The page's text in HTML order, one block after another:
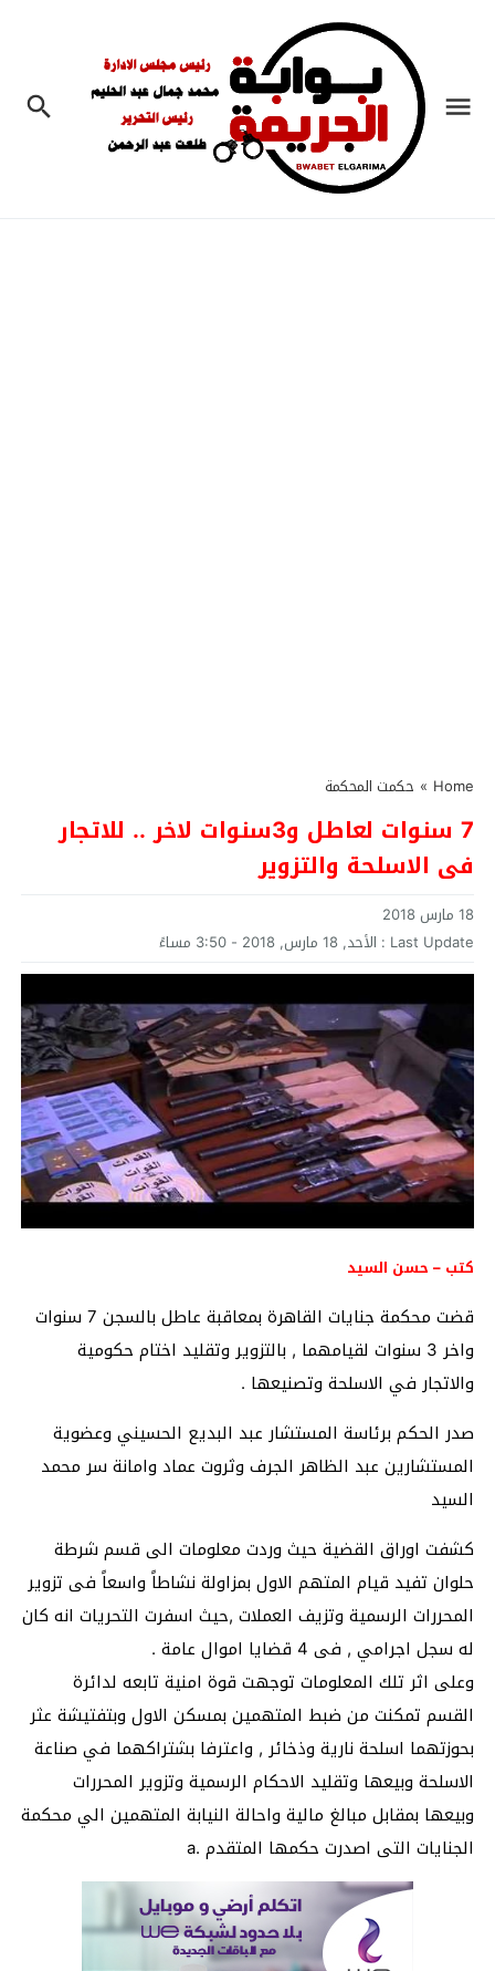
Home
» حكمت المحكمة
7 سنوات لعاطل و3سنوات لاخر .. للاتجار
فى الاسلحة والتزوير
18 مارس 2018
Last Update : الأحد, 18 مارس, 2018 - 3:50 مساءً
كتب – حسن السيد
قضت محكمة جنايات القاهرة بمعاقبة عاطل بالسجن 7 سنوات
واخر 3 سنوات لقيامهما , بالتزوير وتقليد اختام حكومية
والاتجار في الاسلحة وتصنيعها .
صدر الحكم برئاسة المستشار عبد البديع الحسيني وعضوية
المستشارين عبد الظاهر الجرف وثروت عماد وامانة سر محمد
السيد
كشفت اوراق القضية حيث وردت معلومات الى قسم شرطة
حلوان تفيد قيام المتهم الاول بمزاولة نشاطاً واسعاً فى تزوير
المحررات الرسمية وتزيف العملات ,حيث اسفرت التحريات انه كان
له سجل اجرامي , فى 4 قضايا اموال عامة .
وعلى اثر تلك المعلومات توجهت قوة امنية تابعه لدائرة
القسم تمكنت من ضبط المتهمين بمسكن الاول وبتفتيشة عثر
بحوزتهما اسلحة نارية وذخائر , واعترفا بشتراكهما في صناعة
الاسلحة وبيعها وتقليد الاحكام الرسمية وتزوير المحررات
وبيعها بمقابل مبالغ مالية واحالة النيابة المتهمين الي محكمة
الجنايات التى اصدرت حكمها المتقدم .a